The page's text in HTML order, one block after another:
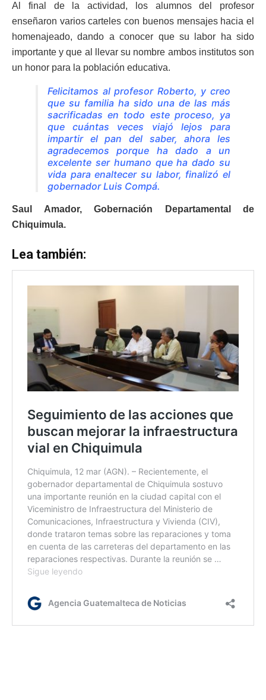
Al final de la actividad, los alumnos del profesor
enseñaron varios carteles con buenos mensajes hacia el
homenajeado, dando a conocer que su labor ha sido
importante y que al llevar su nombre ambos institutos son
un honor para la población educativa.
Felicitamos al profesor Roberto, y creo
que su familia ha sido una de las más
sacrificadas en todo este proceso, ya
que cuántas veces viajó lejos para
impartir el pan del saber, ahora les
agradecemos porque ha dado a un
excelente ser humano que ha dado su
vida para enaltecer su labor, finalizó el
gobernador Luis Compá.
Saul Amador, Gobernación Departamental de
Chiquimula.
Lea también: